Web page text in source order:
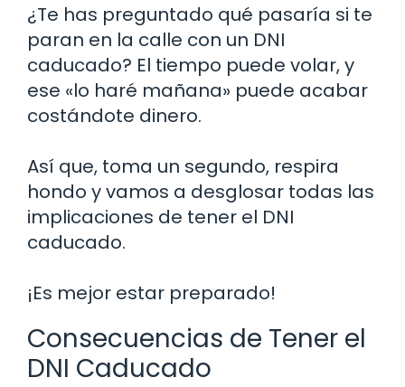
¿Te has preguntado qué pasaría si te
paran en la calle con un DNI
caducado? El tiempo puede volar, y
ese «lo haré mañana» puede acabar
costándote dinero.
Así que, toma un segundo, respira
hondo y vamos a desglosar todas las
implicaciones de tener el DNI
caducado.
¡Es mejor estar preparado!
Consecuencias de Tener el
DNI Caducado